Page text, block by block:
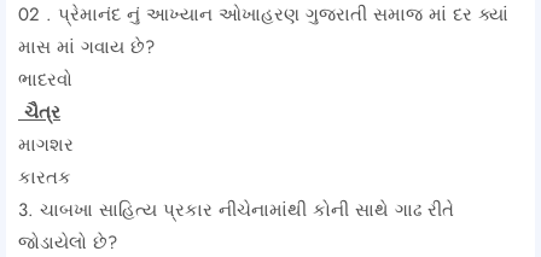
02 . પ્રેમાનંદ નું આખ્યાન ઓખાહરણ ગુજરાતી સમાજ માં દર ક્યાં
માસ માં ગવાય છે?
ભાદરવો
ચૈત્ર
માગશર
કારતક
3. ચાબખા સાહિત્ય પ્રકાર નીચેનામાંથી કોની સાથે ગાઢ રીતે
જોડાયેલો છે?